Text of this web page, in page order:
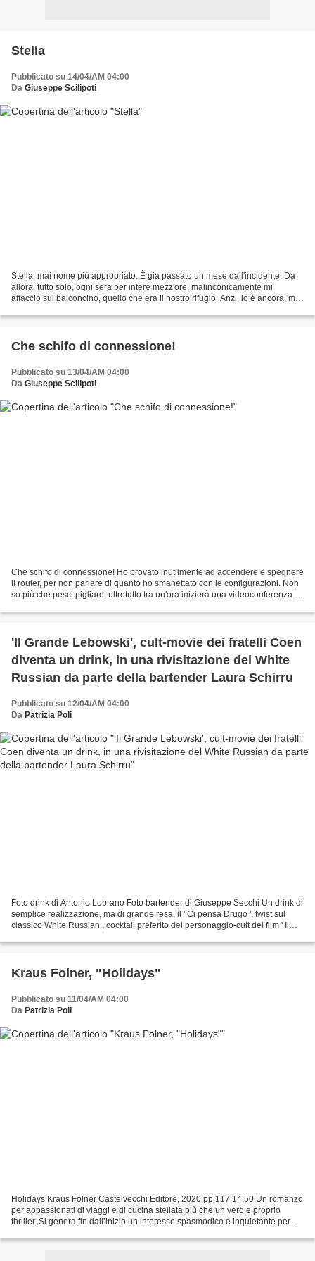
Stella
Pubblicato su 14/04/AM 04:00
Da Giuseppe Scilipoti
Stella, mai nome più appropriato. È già passato un mese dall'incidente. Da
allora, tutto solo, ogni sera per intere mezz'ore, malinconicamente mi
affaccio sul balconcino, quello che era il nostro rifugio. Anzi, lo è ancora, mia
Che schifo di connessione!
Pubblicato su 13/04/AM 04:00
Da Giuseppe Scilipoti
Che schifo di connessione! Ho provato inutilmente ad accendere e spegnere
il router, per non parlare di quanto ho smanettato con le configurazioni. Non
so più che pesci pigliare, oltretutto tra un'ora inizierà una videoconferenza di
'Il Grande Lebowski', cult-movie dei fratelli Coen
diventa un drink, in una rivisitazione del White
Russian da parte della bartender Laura Schirru
Pubblicato su 12/04/AM 04:00
Da Patrizia Poli
Foto drink di Antonio Lobrano Foto bartender di Giuseppe Secchi Un drink di
semplice realizzazione, ma di grande resa, il ' Ci pensa Drugo ', twist sul
classico White Russian , cocktail preferito del personaggio-cult del film ' Il
Kraus Folner, "Holidays"
Pubblicato su 11/04/AM 04:00
Da Patrizia Poli
Holidays Kraus Folner Castelvecchi Editore, 2020 pp 117 14,50 Un romanzo
per appassionati di viaggi e di cucina stellata più che un vero e proprio
thriller. Si genera fin dall’inizio un interesse spasmodico e inquietante per